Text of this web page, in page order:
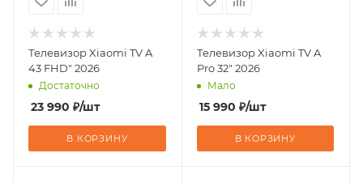
Телевизор Xiaomi TV A
43 FHD" 2026
Достаточно
23 990 ₽/шт
В КОРЗИНУ
Телевизор Xiaomi TV A
Pro 32" 2026
Мало
15 990 ₽/шт
В КОРЗИНУ